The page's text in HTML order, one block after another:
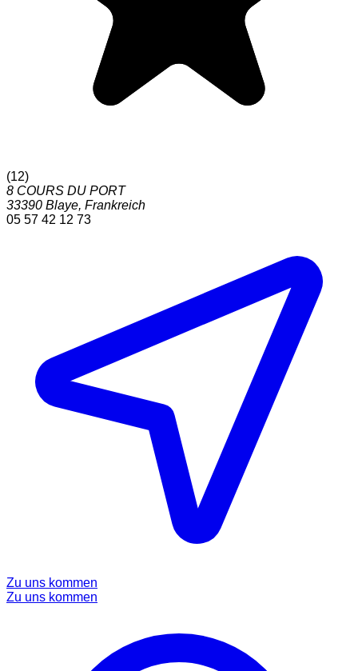
(12)
8 COURS DU PORT
33390 Blaye, Frankreich
05 57 42 12 73
Zu uns kommen
Zu uns kommen